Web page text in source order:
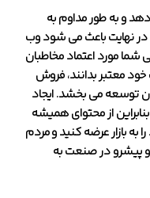
و به طور مداوم به
در نهایت باعث می شود وب
مورد اعتماد مخاطبان
معتبر بدانند، فروش
توسعه می بخشد. ایجاد
از محتوای همیشه
به بازار عرضه کنید و مردم
و پیشرو در صنعت به